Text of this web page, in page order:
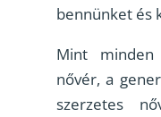
bennünket és
Mint minden
nővér, a
szerzetes